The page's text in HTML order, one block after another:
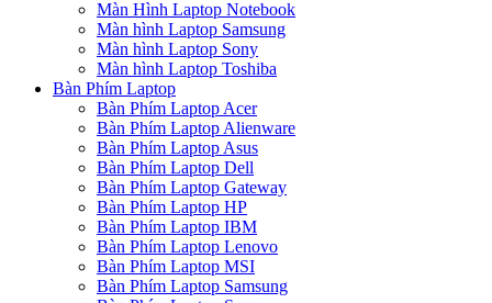
Màn Hình Laptop Notebook
Màn hình Laptop Samsung
Màn hình Laptop Sony
Màn hình Laptop Toshiba
Bàn Phím Laptop
Bàn Phím Laptop Acer
Bàn Phím Laptop Alienware
Bàn Phím Laptop Asus
Bàn Phím Laptop Dell
Bàn Phím Laptop Gateway
Bàn Phím Laptop HP
Bàn Phím Laptop IBM
Bàn Phím Laptop Lenovo
Bàn Phím Laptop MSI
Bàn Phím Laptop Samsung